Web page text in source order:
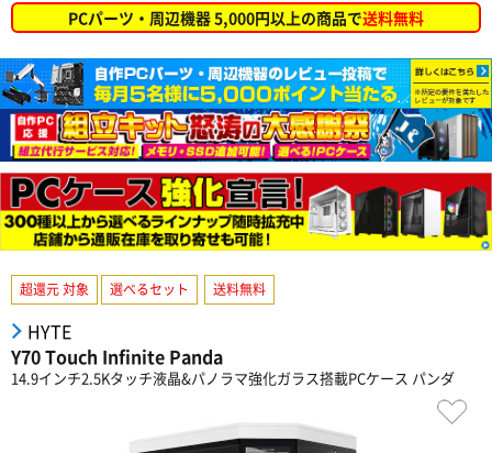
PCパーツ・周辺機器 5,000円以上の商品で送料無料
超還元 対象 選べるセット 送料無料
HYTE
Y70 Touch Infinite Panda
14.9インチ2.5Kタッチ液晶&パノラマ強化ガラス搭載PCケース パンダ